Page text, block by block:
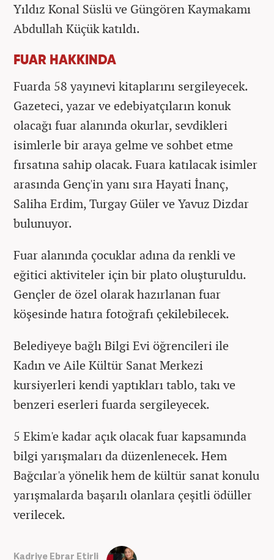
Yıldız Konal Süslü ve Güngören Kaymakamı
Abdullah Küçük katıldı.
FUAR HAKKINDA
Fuarda 58 yayınevi kitaplarını sergileyecek.
Gazeteci, yazar ve edebiyatçıların konuk
olacağı fuar alanında okurlar, sevdikleri
isimlerle bir araya gelme ve sohbet etme
fırsatına sahip olacak. Fuara katılacak isimler
arasında Genç'in yanı sıra Hayati İnanç,
Saliha Erdim, Turgay Güler ve Yavuz Dizdar
bulunuyor.
Fuar alanında çocuklar adına da renkli ve
eğitici aktiviteler için bir plato oluşturuldu.
Gençler de özel olarak hazırlanan fuar
köşesinde hatıra fotoğrafı çekilebilecek.
Belediyeye bağlı Bilgi Evi öğrencileri ile
Kadın ve Aile Kültür Sanat Merkezi
kursiyerleri kendi yaptıkları tablo, takı ve
benzeri eserleri fuarda sergileyecek.
5 Ekim'e kadar açık olacak fuar kapsamında
bilgi yarışmaları da düzenlenecek. Hem
Bağcılar'a yönelik hem de kültür sanat konulu
yarışmalarda başarılı olanlara çeşitli ödüller
verilecek.
Kadriye Ebrar Etirli